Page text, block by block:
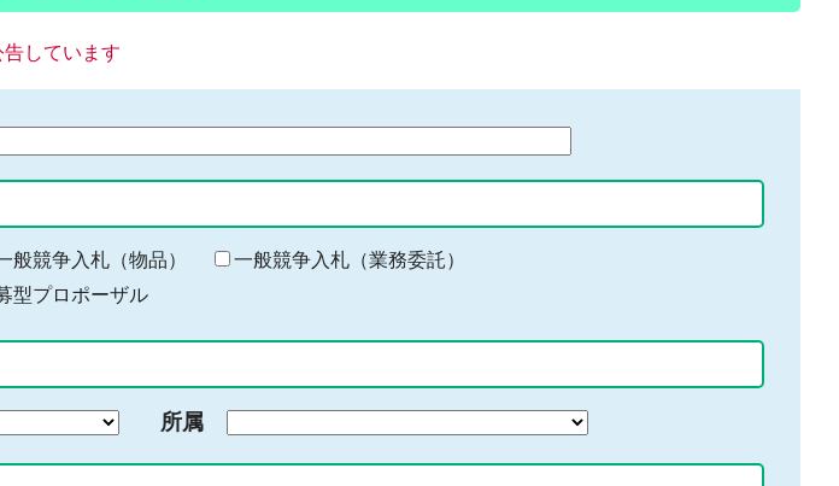
告しています
般競争入札（物品）
一般競争入札（業務委託）
型プロポーザル
所属